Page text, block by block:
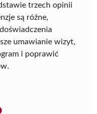
trzech opinii
są różne,
umawianie wizyt,
i poprawić